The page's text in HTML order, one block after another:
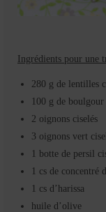
Ingrédients pour une
280 g de lentilles
100 g de boulgour
2 oignons ciselés
3 oignons vert
1 botte de persil
1 cs de concentré
1 cs d’harissa
huile d’olive